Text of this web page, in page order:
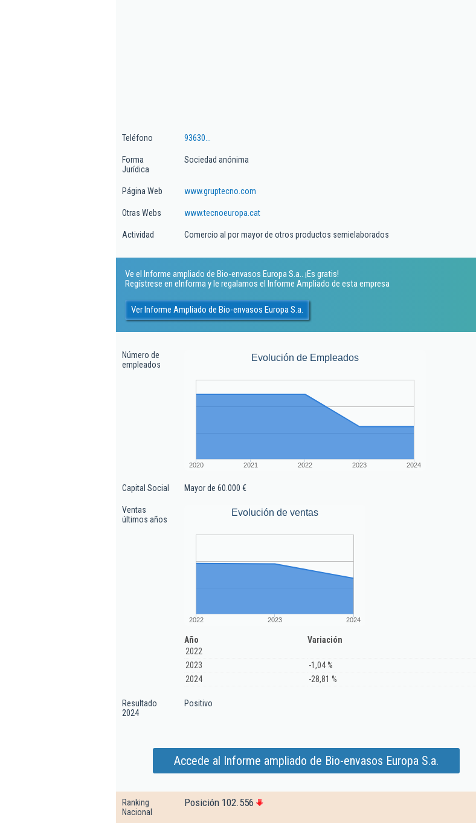
Teléfono 93630...
Forma
Jurídica
Sociedad anónima
Página Web www.gruptecno.com
Otras Webs www.tecnoeuropa.cat
Actividad Comercio al por mayor de otros productos semielaborados
Ve el Informe ampliado de Bio-envasos Europa S.a.. ¡Es gratis!
Regístrese en eInforma y le regalamos el Informe Ampliado de esta empresa
Ver Informe Ampliado de Bio-envasos Europa S.a.
Número de
empleados
Evolución de Empleados
2020 2021 2022 2023 2024
Capital Social Mayor de 60.000 €
Ventas
últimos años
Evolución de ventas
2022 2023 2024
Año
Variación
2022
2023
-1,04 %
2024
-28,81 %
Resultado
2024
Positivo
Accede al Informe ampliado de Bio-envasos Europa S.a.
Ranking
Nacional
Posición 102.556